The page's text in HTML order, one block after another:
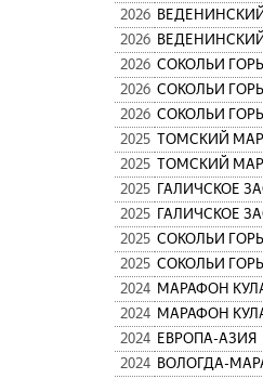
2026
2026
2026 СОКОЛЬИ
2026 СОКОЛЬИ ГОРЫ
2026 СОКОЛЬИ ГОРЫ
2025 ТОМСКИЙ
2025 ТОМСКИЙ
2025 ГАЛИЧСКОЕ
2025 ГАЛИЧСКОЕ
2025 СОКОЛЬИ
2025 СОКОЛЬИ ГОРЫ
2024 МАРАФОН
2024 МАРАФОН
2024 ЕВРОПА-АЗИЯ
2024 ВОЛОГДА-